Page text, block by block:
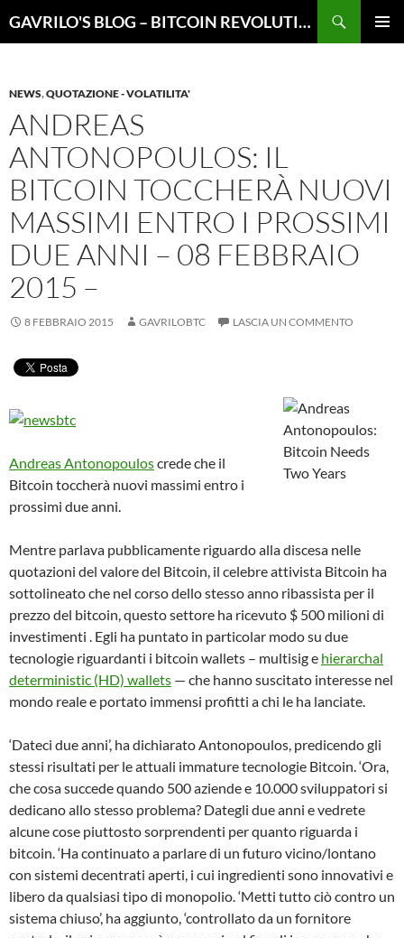
GAVRILO'S BLOG – BITCOIN REVOLUTION
NEWS,QUOTAZIONE - VOLATILITA'
ANDREAS
ANTONOPOULOS: IL
BITCOIN TOCCHERÀ NUOVI
MASSIMI ENTRO I PROSSIMI
DUE ANNI – 08 FEBBRAIO
2015 –
8 FEBBRAIO 2015 GAVRILOBTC LASCIA UN COMMENTO
Andreas Antonopouloscrede che il
Bitcoin toccherà nuovi massimi entro i
prossimi due anni.
Mentre parlava pubblicamente riguardo alla discesa nelle
quotazioni del valore del Bitcoin, il celebre attivista Bitcoin ha
sottolineato che nel corso dello stesso anno ribassista per il
prezzo del bitcoin, questo settore ha ricevuto $ 500 milioni di
investimenti . Egli ha puntato in particolar modo su due
tecnologie riguardanti i bitcoin wallets – multisig e hierarchal
deterministic (HD) wallets — che hanno suscitato interesse nel
mondo reale e portato immensi profitti a chi le ha lanciate.
‘Dateci due anni’, ha dichiarato Antonopoulos, predicendo gli
stessi risultati per le attuali immature tecnologie Bitcoin. ‘Ora,
che cosa succede quando 500 aziende e 10.000 sviluppatori si
dedicano allo stesso problema? Dategli due anni e vedrete
alcune cose piuttosto sorprendenti per quanto riguarda i
bitcoin. ‘Ha continuato a parlare di un futuro vicino/lontano
con sistemi decentrati aperti, i cui ingredienti sono innovativi e
libero da qualsiasi tipo di monopolio. ‘Metti tutto ciò contro un
sistema chiuso’, ha aggiunto, ‘controllato da un fornitore